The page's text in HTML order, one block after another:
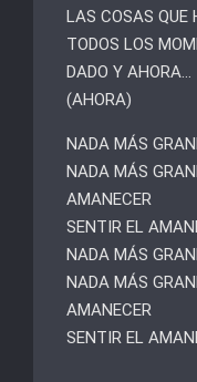
LAS COSAS QUE
TODOS LOS
DADO Y AHORA…
(AHORA)
NADA MÁS
NADA MÁS
AMANECER
SENTIR EL
NADA MÁS
NADA MÁS
AMANECER
SENTIR EL